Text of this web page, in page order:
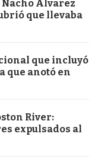
Álvarez
que llevaba
que incluyó
que anotó en
River:
expulsados al